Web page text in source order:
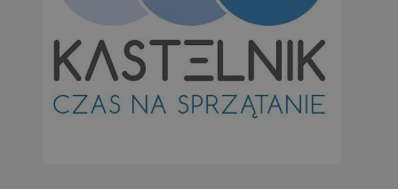
VISITOR_PRIVACY_METADATA
YouTube
.youtube.com